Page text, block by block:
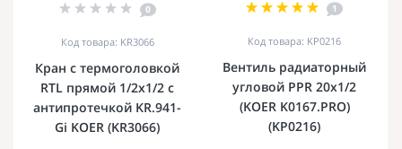
0
Код товара: KR3066
Кран с термоголовкой
RTL прямой 1/2х1/2 с
антипротечкой KR.941-
Gi KOER (KR3066)
1
Код товара: KP0216
Вентиль радиаторный
угловой PPR 20x1/2
(KOER K0167.PRO)
(KP0216)